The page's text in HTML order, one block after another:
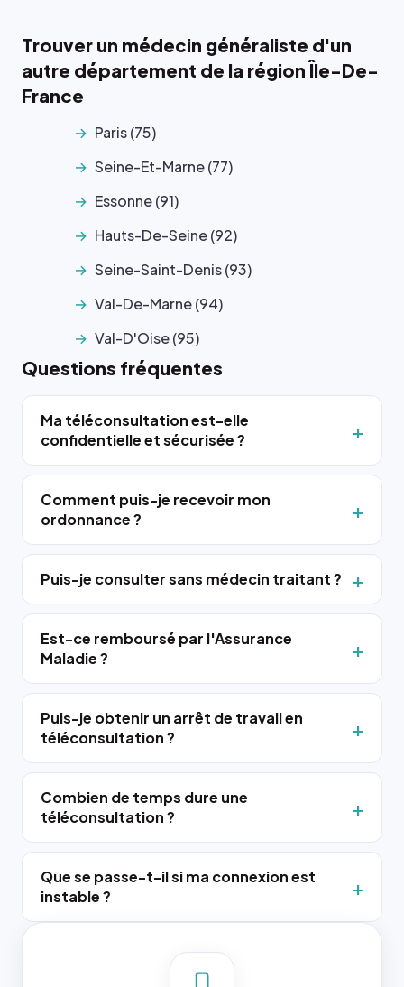
Trouver un médecin généraliste d'un
autre département de la région Île-De-
France
Paris (75)
Seine-Et-Marne (77)
Essonne (91)
Hauts-De-Seine (92)
Seine-Saint-Denis (93)
Val-De-Marne (94)
Val-D'Oise (95)
Questions fréquentes
Ma téléconsultation est-elle
confidentielle et sécurisée ?
Comment puis-je recevoir mon
ordonnance ?
Puis-je consulter sans médecin traitant ?
Est-ce remboursé par l'Assurance
Maladie ?
Puis-je obtenir un arrêt de travail en
téléconsultation ?
Combien de temps dure une
téléconsultation ?
Que se passe-t-il si ma connexion est
instable ?